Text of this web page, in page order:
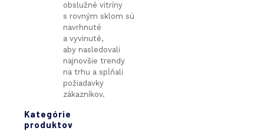
obslužné vitríny
s rovným sklom sú
navrhnuté
a vyvinuté,
aby nasledovali
najnovšie trendy
na trhu a spĺňali
požiadavky
zákazníkov.
Kategórie
produktov